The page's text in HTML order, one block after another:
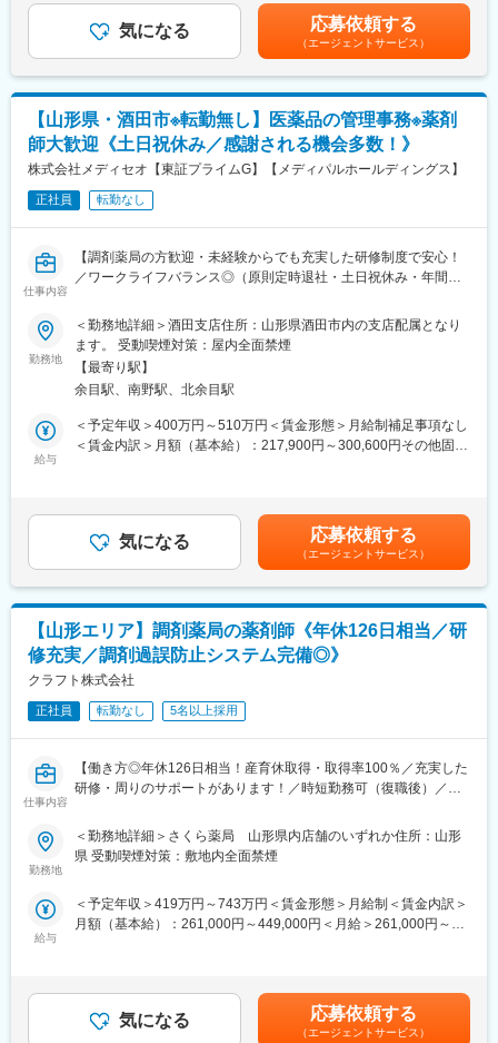
言葉をいただくと嬉しく感じます。急病の患者様の手術が発生
し、自身の担当業務が思うように進められない時もありますが、
時間が押していても一度心を落ち着かせ、リラックスすることを
ンバーと連携を取り合い、業務を進めています。チームワークが
大事な職場です。福利厚生面では、有給休暇や夏期・冬期休暇が
ありますし、お休みも取得しやすい環境です。
変更の範囲：会社の定める業務
・部門の運営、売上管理
・営業活動
・サービス提供管理・保守
・ご利用者様やご家族へのヒアリング、サービス設計・立上げ
・ケアマネージャーや医療機関、福祉事業所、行政等との調整
・スタッフの採用・指導・育成
・各種プロジェクトへの参加
※担当エリアは選考時の希望を考慮の上、決定します。
【入社直後の流れ】
す。
■入社～1カ月目
格取得。なお、資格取得のための費用は当社負担となります。
■1～3か月目
・OJTを受けながら日勤・夜勤両方の介護現場での業務をお任せ
します。
※研修終了後は現場業務は無くなるため日勤のみ
■3～6か月目
・マネージャー業務を学んでいただきます。ピープルマネジメン
■本配属後
・各事業所の課題や目的に合わせてマネジメント業務に専念頂き
【キャリアパス（例）】
・医療介護スタッフ（2週間程度の基礎研修必要資格取得、現場業
務）
・サービスリーダー（入社3カ月～※研修期間）
・サービス提供責任者（入社半年／年収420～650万円）
・サービスマネージャー（入社1年／年収560～700万円）
・エリアマネージャー（入社1年～／年収700～800万円）
・ブロックマネージャー（年収800～900万円）
・ゼネラルマネージャー（年収900～1200万円）
有■賞与：年2回※前職給与を考慮※経験・スキル・スタートポジシ
ョンにおいて異なる※評価により昇格・昇給あり※エリアにより地
域加算手当分が異なる※時間外手当は別途全額支給賃金はあくまで
も目安の金額であり、選考を通じて上下する可能性があります。
月給(月額)は固定手当を含めた表記です。
気になる 応募依頼する
（エージェントサービス）
【山形県・酒田市※転勤無し】医薬品の管理事務※薬剤
師大歓迎《土日祝休み／感謝される機会多数！》
株式会社メディセオ【東証プライムG】【メディパルホールディングス】
正社員 転勤なし
仕事内容
【調剤薬局の方歓迎・未経験からでも充実した研修制度で安心！
／ワークライフバランス◎（原則定時退社・土日祝休み・年間休
■職務内容
配属先の営業所にて、管理薬剤師として営業所全体を事務的・学
術的な立場からサポートして頂きます。未経験の方もOJTなどを
通して手厚くフォローしますのでご安心ください！
■具体的な業務内容
・営業担当者（MS）への薬事研修 等
時短勤務も可能な環境のため、ママさんの活躍事例もございます
◎
※入社1年間は時短勤務不可
■ポジションの魅力
（1）ワークライフバランス：
原則定時退社・土日祝休みに加えて年間休日125日とプライベー
トと仕事の両立がしやすい環境です。
（2）働きやすい環境：
事業所には10名前後のスタッフが在籍しており、和やかな雰囲気
ため、感謝される機会が多く、スタッフの満足度も高いです。
（3）業界最大手・安定基盤：
カー と取引しており、製品ラインナップは15万種に及びます。
医師の処方が必要な医療用医薬品だけでなく、医療機器・医療材
料・臨床検査試薬など、診断、検査、治療、投薬にまで幅広く医
療に関わる商品を1,000社以上のメーカーから仕入れ、病院・診療
勤務地
＜勤務地詳細＞酒田支店住所：山形県酒田市内の支店配属となり
ます。 受動喫煙対策：屋内全面禁煙
【最寄り駅】
余目駅、南野駅、北余目駅
給与
＜予定年収＞400万円～510万円＜賃金形態＞月給制補足事項なし
＜賃金内訳＞月額（基本給）：217,900円～300,600円その他固定
与：年2回賃金はあくまでも目安の金額であり、選考を通じて上下
する可能性があります。月給(月額)は固定手当を含めた表記です。
気になる 応募依頼する
（エージェントサービス）
【山形エリア】調剤薬局の薬剤師《年休126日相当／研
修充実／調剤過誤防止システム完備◎》
クラフト株式会社
正社員 転勤なし 5名以上採用
仕事内容
【働き方◎年休126日相当！産育休取得・取得率100％／充実した
研修・周りのサポートがあります！／時短勤務可（復職後）／全
【職務概要】
をお任せします。
す。その一つが約20年前から導入され、進化を続けている調剤シ
ステム「SPITS」。
勤務地
＜勤務地詳細＞さくら薬局 山形県内店舗のいずれか住所：山形
県 受動喫煙対策：敷地内全面禁煙
給与
＜予定年収＞419万円～743万円＜賃金形態＞月給制＜賃金内訳＞
月額（基本給）：261,000円～449,000円＜月給＞261,000円～
性があります。月給(月額)は固定手当を含めた表記です。
気になる 応募依頼する
（エージェントサービス）